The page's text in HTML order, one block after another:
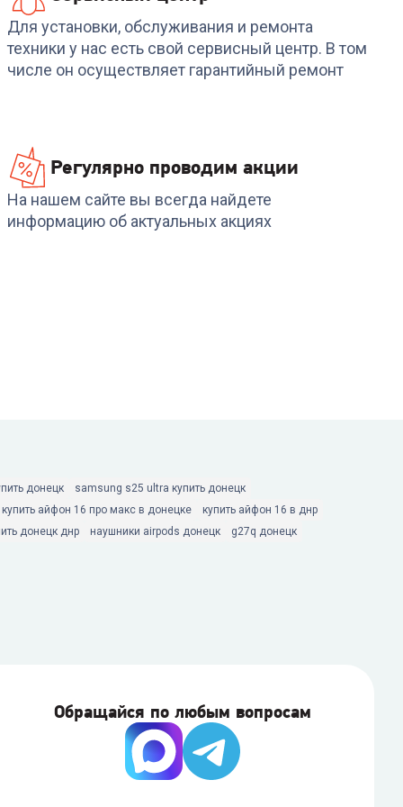
Для установки, обслуживания и ремонта
техники у нас есть свой сервисный центр. В том
числе он осуществляет гарантийный ремонт
Регулярно проводим акции
На нашем сайте вы всегда найдете
информацию об актуальных акциях
донецк
samsung s25 ultra купить донецк
купить айфон 16 про макс в донецке
купить айфон 16 в днр
донецк днр наушники airpods донецк
g27q донецк
Обращайся по любым вопросам